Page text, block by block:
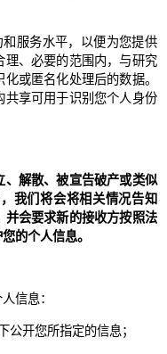
服务水平，以便为您提供
理、必要的范围内，与研究
或匿名化处理后的数据。
共享可用于识别您个人身份
、解散、被宣告破产或类似
我们将会将相关情况告知
并会要求新的接收方按照法
的个人信息。
信息：
公开您所指定的信息；